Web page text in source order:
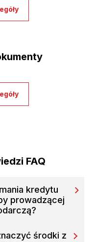
FAQ
kredytu
prowadzącej
środki z